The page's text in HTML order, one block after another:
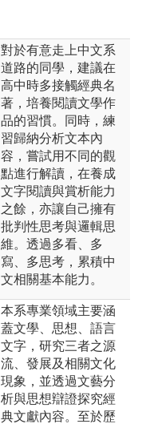
對於有意走上中文系
道路的同學，建議在
高中時多接觸經典名
著，培養閱讀文學作
品的習慣。同時，練
習歸納分析文本內
容，嘗試用不同的觀
點進行解讀，在養成
文字閱讀與賞析能力
之餘，亦讓自己擁有
批判性思考與邏輯思
維。透過多看、多
寫、多思考，累積中
文相關基本能力。
本系專業領域主要涵
蓋文學、思想、語言
文字，研究三者之源
流、發展及相關文化
現象，並透過文藝分
析與思想辯證探究經
典文獻內容。至於歷